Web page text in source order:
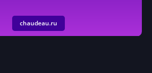
chaudeau.ru